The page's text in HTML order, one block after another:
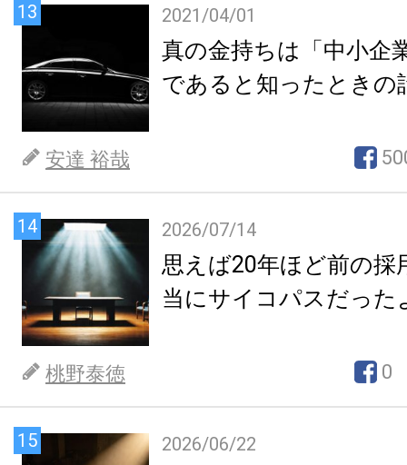
13 2021/04/01
真の金持ちは「中小企
であると知ったときの
安達 裕哉
14 2026/07/14
思えば20年ほど前の採
当にサイコパスだった
桃野泰徳 0
15 2026/06/22